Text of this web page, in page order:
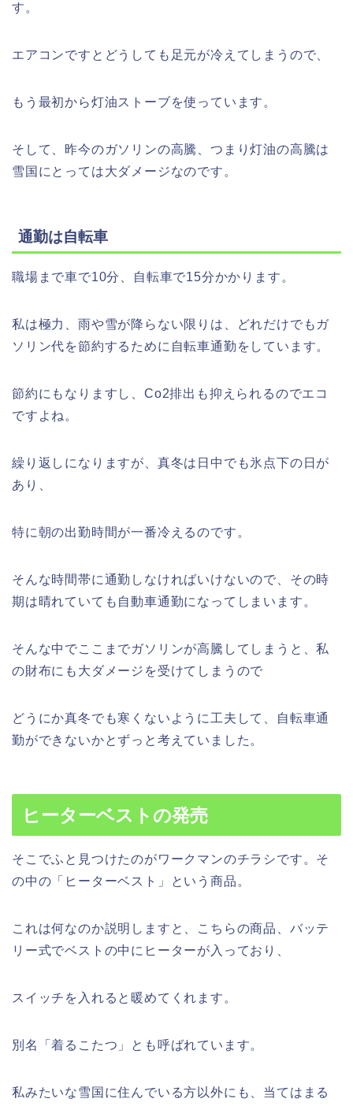
す。
エアコンですとどうしても足元が冷えてしまうので、
もう最初から灯油ストーブを使っています。
そして、昨今のガソリンの高騰、つまり灯油の高騰は
雪国にとっては大ダメージなのです。
通勤は自転車
職場まで車で10分、自転車で15分かかります。
私は極力、雨や雪が降らない限りは、どれだけでもガ
ソリン代を節約するために自転車通勤をしています。
節約にもなりますし、Co2排出も抑えられるのでエコ
ですよね。
繰り返しになりますが、真冬は日中でも氷点下の日が
あり、
特に朝の出勤時間が一番冷えるのです。
そんな時間帯に通勤しなければいけないので、その時
期は晴れていても自動車通勤になってしまいます。
そんな中でここまでガソリンが高騰してしまうと、私
の財布にも大ダメージを受けてしまうので
どうにか真冬でも寒くないように工夫して、自転車通
勤ができないかとずっと考えていました。
ヒーターベストの発売
そこでふと見つけたのがワークマンのチラシです。そ
の中の「ヒーターベスト」という商品。
これは何なのか説明しますと、こちらの商品、バッテ
リー式でベストの中にヒーターが入っており、
スイッチを入れると暖めてくれます。
別名「着るこたつ」とも呼ばれています。
私みたいな雪国に住んでいる方以外にも、当てはまる